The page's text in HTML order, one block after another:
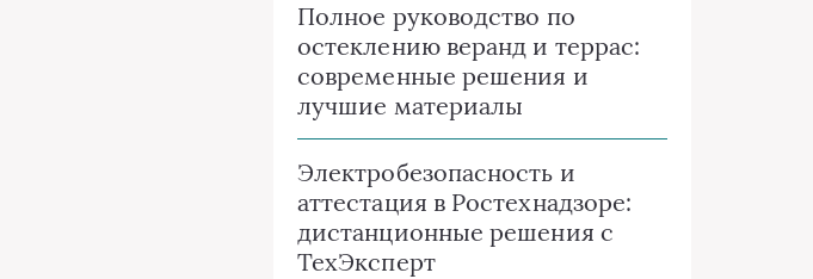
Полное руководство по
остеклению веранд и террас:
современные решения и
лучшие материалы
Электробезопасность и
аттестация в Ростехнадзоре:
дистанционные решения с
ТехЭксперт